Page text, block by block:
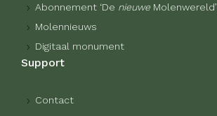
Abonnement ‘De nieuwe Molenwereld’
Molennieuws
Digitaal monument
Support
Contact